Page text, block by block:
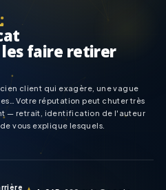
les faire retirer
client qui exagère, une vague
Votre réputation peut chuter très
— retrait, identification de l'auteur
vous explique lesquels.